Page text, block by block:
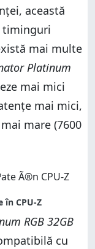
această
timinguri
mai multe
Platinum
mai mici
mai mici,
mare (7600
RGB 32GB
cu